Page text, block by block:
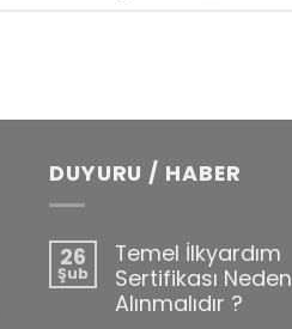
DUYURU / HABER
26
Şub
Temel İlkyardım
Sertifikası Neden
Alınmalıdır ?